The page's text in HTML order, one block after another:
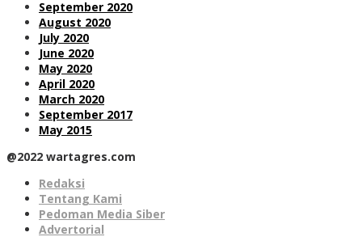
September 2020
August 2020
July 2020
June 2020
May 2020
April 2020
March 2020
September 2017
May 2015
@2022 wartagres.com
Redaksi
Tentang Kami
Pedoman Media Siber
Advertorial